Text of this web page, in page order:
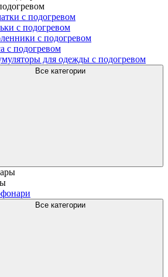
с подогревом
с подогревом
с подогревом
с подогревом
для одежды с подогревом
Все категории
Все категории